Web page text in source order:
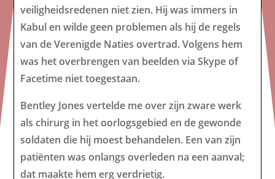
veiligheidsredenen niet zien. Hij was immers in
Kabul en wilde geen problemen als hij de regels
van de Verenigde Naties overtrad. Volgens hem
was het overbrengen van beelden via Skype of
Facetime niet toegestaan.
Bentley Jones vertelde me over zijn zware werk
als chirurg in het oorlogsgebied en de gewonde
soldaten die hij moest behandelen. Een van zijn
patiënten was onlangs overleden na een aanval;
dat maakte hem erg verdrietig.